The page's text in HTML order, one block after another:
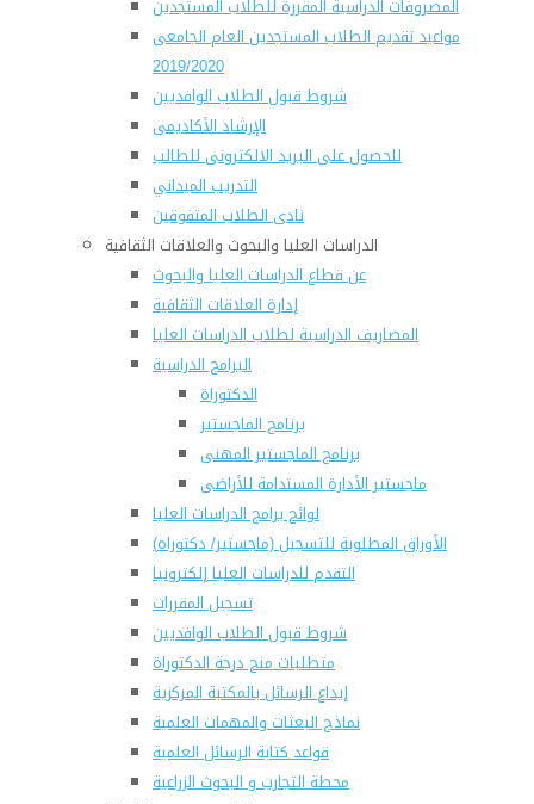
المصروفات الدراسية المقررة للطلاب المستجدين
مواعيد تقديم الطلاب المستجدين العام الجامعى
2019/2020
شروط قبول الطلاب الوافديين
الإرشاد الأكاديمى
للحصول على البريد الالكترونى للطالب
التدريب الميداني
نادى الطلاب المتفوقين
الدراسات العليا والبحوث والعلاقات الثقافية
عن قطاع الدراسات العليا والبحوث
إدارة العلاقات الثقافية
المصاريف الدراسية لطلاب الدراسات العليا
البرامج الدراسية
الدكتوراة
برنامج الماجستير
برنامج الماجستير المهنى
ماجستير الأدارة المستدامة للأراضى
لوائح برامج الدراسات العليا
(الأوراق المطلوبة للتسجيل (ماجستير/ دكتوراه
التقدم للدراسات العليا إلكترونيا
تسجيل المقررات
شروط قبول الطلاب الوافديين
متطلبات منح درجة الدكتوراة
إيداع الرسائل بالمكتبة المركزية
نماذج البعثات والمهمات العلمية
قواعد كتابة الرسائل العلمية
محطة التجارب و البحوث الزراعية